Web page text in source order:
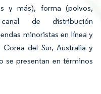
y más), forma (polvos,
de distribución
minoristas en línea y
del Sur, Australia y
se presentan en términos